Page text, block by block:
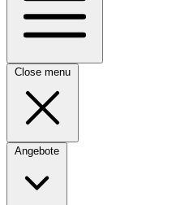
Close menu
Angebote